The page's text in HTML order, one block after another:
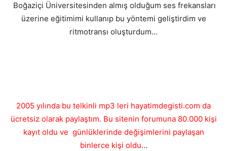
Boğaziçi Üniversitesinden almış olduğum ses frekansları
üzerine eğitimimi kullanıp bu yöntemi geliştirdim ve
ritmotransı oluşturdum...
2005 yılında bu telkinli mp3 leri hayatimdegisti.com da
ücretsiz olarak paylaştım. Bu sitenin forumuna 80.000 kişi
kayıt oldu ve günlüklerinde değişimlerini paylaşan
binlerce kişi oldu...